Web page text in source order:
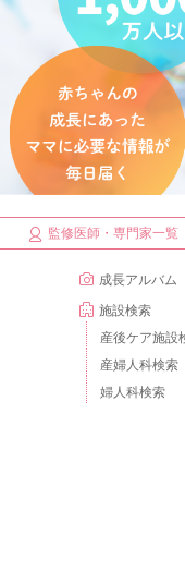
監修医師・専門家一覧
成長アルバム
施設検索
産後ケア施設
産婦人科検索
婦人科検索